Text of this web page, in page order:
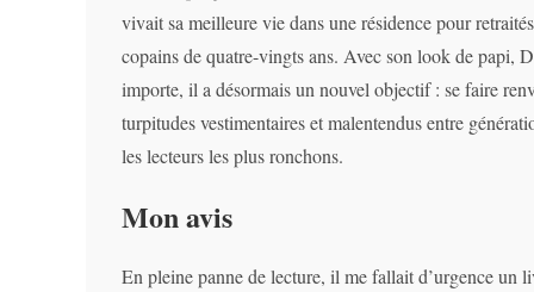
vivait sa meilleure vie dans une résidence pour
copains de quatre-vingts ans. Avec son look de papi,
importe, il a désormais un nouvel objectif : se faire
turpitudes vestimentaires et malentendus entre
les lecteurs les plus ronchons.
Mon avis
En pleine panne de lecture, il me fallait d’urgence